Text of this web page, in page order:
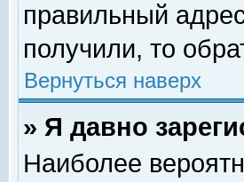
правильный
получили, то
Вернуться наверх
» Я давно
Наиболее